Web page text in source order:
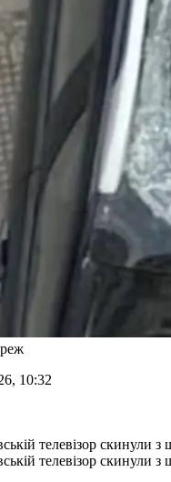
10:32
телевізор скинули
телевізор скинули